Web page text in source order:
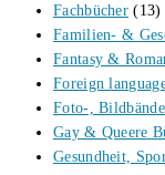
Fachbücher (13)
Familien- &
Fantasy &
Foreign
Foto-,
Gay & Queere
Gesundheit,